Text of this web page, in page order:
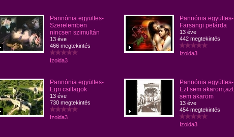
Pannónia együttes-
Szerelemben
nincsen szimultán
13 éve
466 megtekintés
Izolda3
Pannónia együttes-
Farsangi petárda
13 éve
442 megtekintés
Izolda3
Pannónia együttes-
Egri csillagok
13 éve
730 megtekintés
Izolda3
Pannónia együttes-
Ezt sem akarom,azt
sem akarom
13 éve
454 megtekintés
Izolda3